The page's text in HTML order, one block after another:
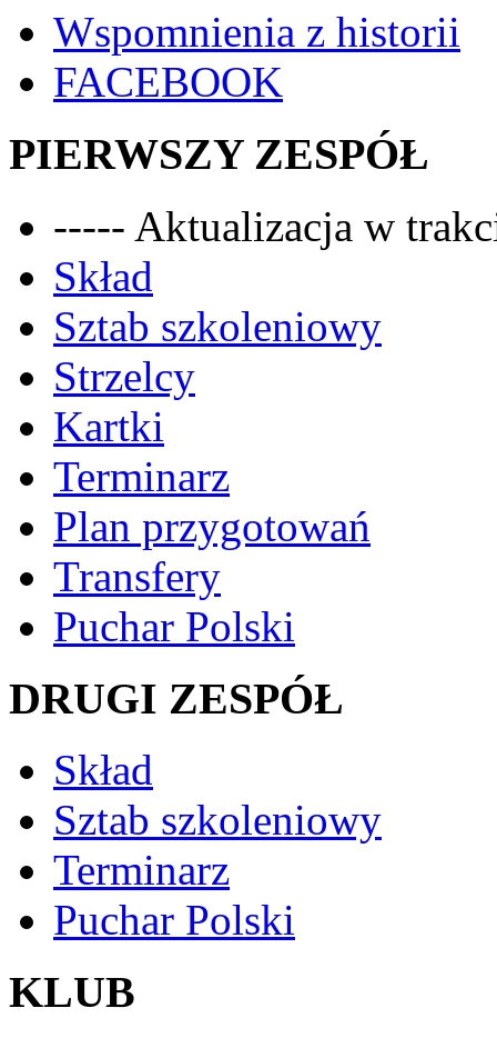
Wspomnienia z historii
FACEBOOK
PIERWSZY ZESPÓŁ
----- Aktualizacja w
Skład
Sztab szkoleniowy
Strzelcy
Kartki
Terminarz
Plan przygotowań
Transfery
Puchar Polski
DRUGI ZESPÓŁ
Skład
Sztab szkoleniowy
Terminarz
Puchar Polski
KLUB